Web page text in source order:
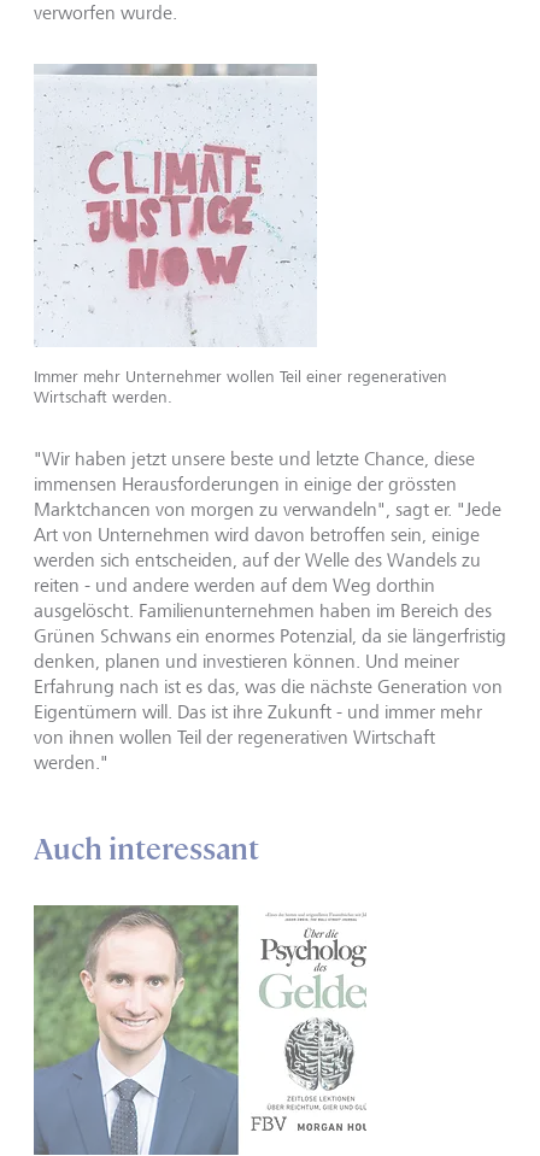
verworfen wurde.
Immer mehr Unternehmer wollen Teil einer regenerativen
Wirtschaft werden.
"Wir haben jetzt unsere beste und letzte Chance, diese
immensen Herausforderungen in einige der grössten
Marktchancen von morgen zu verwandeln", sagt er. "Jede
Art von Unternehmen wird davon betroffen sein, einige
werden sich entscheiden, auf der Welle des Wandels zu
reiten - und andere werden auf dem Weg dorthin
ausgelöscht. Familienunternehmen haben im Bereich des
Grünen Schwans ein enormes Potenzial, da sie längerfristig
denken, planen und investieren können. Und meiner
Erfahrung nach ist es das, was die nächste Generation von
Eigentümern will. Das ist ihre Zukunft - und immer mehr
von ihnen wollen Teil der regenerativen Wirtschaft
werden."
Auch interessant